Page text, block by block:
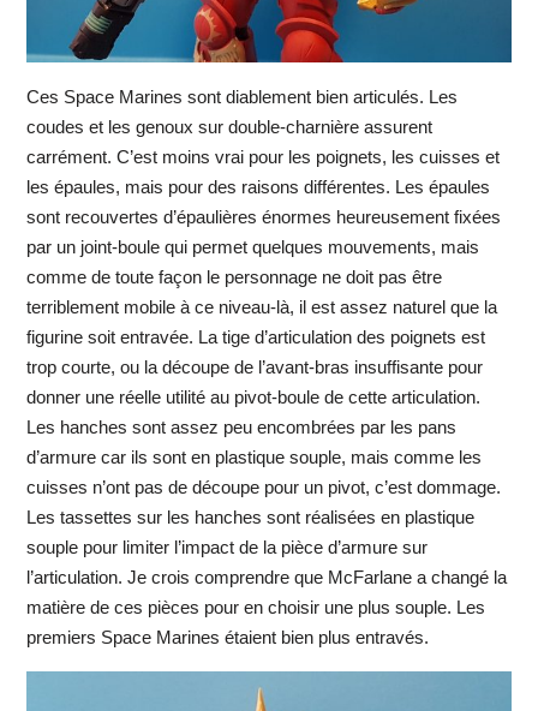
Ces Space Marines sont diablement bien articulés. Les
coudes et les genoux sur double-charnière assurent
carrément. C’est moins vrai pour les poignets, les cuisses et
les épaules, mais pour des raisons différentes. Les épaules
sont recouvertes d’épaulières énormes heureusement fixées
par un joint-boule qui permet quelques mouvements, mais
comme de toute façon le personnage ne doit pas être
terriblement mobile à ce niveau-là, il est assez naturel que la
figurine soit entravée. La tige d’articulation des poignets est
trop courte, ou la découpe de l’avant-bras insuffisante pour
donner une réelle utilité au pivot-boule de cette articulation.
Les hanches sont assez peu encombrées par les pans
d’armure car ils sont en plastique souple, mais comme les
cuisses n’ont pas de découpe pour un pivot, c’est dommage.
Les tassettes sur les hanches sont réalisées en plastique
souple pour limiter l’impact de la pièce d’armure sur
l’articulation. Je crois comprendre que McFarlane a changé la
matière de ces pièces pour en choisir une plus souple. Les
premiers Space Marines étaient bien plus entravés.